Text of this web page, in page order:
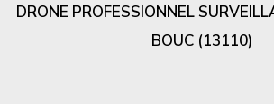
DRONE PROFESSIONNEL
BOUC (13110)